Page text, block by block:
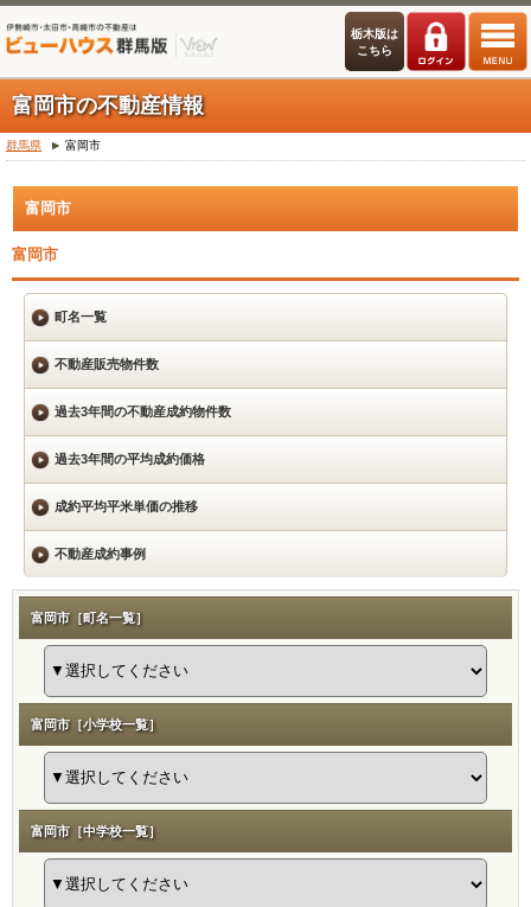
栃木版は
こちら
富岡市の不動産情報
群馬県 富岡市
富岡市
富岡市
町名一覧
不動産販売物件数
過去3年間の不動産成約物件数
過去3年間の平均成約価格
成約平均平米単価の推移
不動産成約事例
富岡市［町名一覧］
富岡市［小学校一覧］
富岡市［中学校一覧］